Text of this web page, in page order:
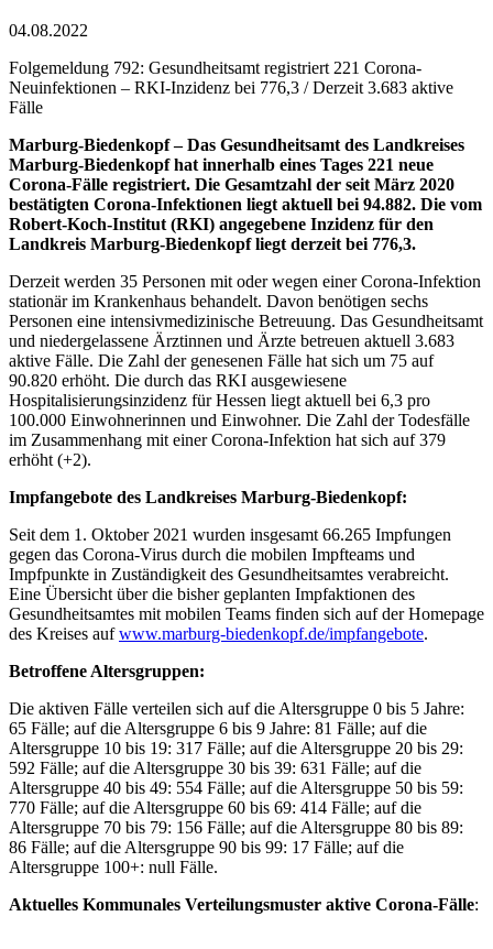
04.08.2022
Folgemeldung 792: Gesundheitsamt registriert 221 Corona-
Neuinfektionen – RKI-Inzidenz bei 776,3 / Derzeit 3.683 aktive
Fälle
Marburg-Biedenkopf –Das Gesundheitsamt des Landkreises
Marburg-Biedenkopf hat innerhalb eines Tages 221 neue
Corona-Fälle registriert. Die Gesamtzahl der seit März 2020
bestätigten Corona-Infektionen liegt aktuell bei 94.882. Die vom
Robert-Koch-Institut (RKI) angegebene Inzidenz für den
Landkreis Marburg-Biedenkopf liegt derzeit bei 776,3.
Derzeit werden 35 Personen mit oder wegen einer Corona-Infektion
stationär im Krankenhaus behandelt. Davon benötigen sechs
Personen eine intensivmedizinische Betreuung. Das Gesundheitsamt
und niedergelassene Ärztinnen und Ärzte betreuen aktuell 3.683
aktive Fälle. Die Zahl der genesenen Fälle hat sich um 75 auf
90.820 erhöht. Die durch das RKI ausgewiesene
Hospitalisierungsinzidenz für Hessen liegt aktuell bei 6,3 pro
100.000 Einwohnerinnen und Einwohner. Die Zahl der Todesfälle
im Zusammenhang mit einer Corona-Infektion hat sich auf 379
erhöht (+2).
Impfangebote des Landkreises Marburg-Biedenkopf:
Seit dem 1. Oktober 2021 wurden insgesamt 66.265 Impfungen
gegen das Corona-Virus durch die mobilen Impfteams und
Impfpunkte in Zuständigkeit des Gesundheitsamtes verabreicht.
Eine Übersicht über die bisher geplanten Impfaktionen des
Gesundheitsamtes mit mobilen Teams finden sich auf der Homepage
des Kreises aufwww.marburg-biedenkopf.de/impfangebote.
Betroffene Altersgruppen:
Die aktiven Fälle verteilen sich auf die Altersgruppe 0 bis 5 Jahre:
65 Fälle; auf die Altersgruppe 6 bis 9 Jahre: 81 Fälle; auf die
Altersgruppe 10 bis 19: 317 Fälle; auf die Altersgruppe 20 bis 29:
592 Fälle; auf die Altersgruppe 30 bis 39: 631 Fälle; auf die
Altersgruppe 40 bis 49: 554 Fälle; auf die Altersgruppe 50 bis 59:
770 Fälle; auf die Altersgruppe 60 bis 69: 414 Fälle; auf die
Altersgruppe 70 bis 79: 156 Fälle; auf die Altersgruppe 80 bis 89:
86 Fälle; auf die Altersgruppe 90 bis 99: 17 Fälle; auf die
Altersgruppe 100+: null Fälle.
Aktuelles Kommunales Verteilungsmuster aktive Corona-Fälle: